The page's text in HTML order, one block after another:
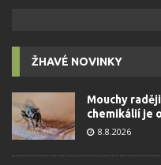
ŽHAVÉ NOVINKY
Mouchy
chemikálií je
8.8.2026